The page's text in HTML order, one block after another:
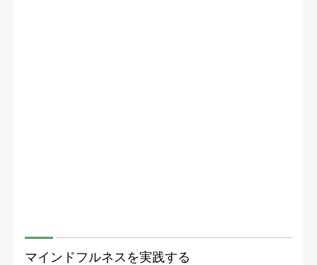
マインドフルネスを実践する